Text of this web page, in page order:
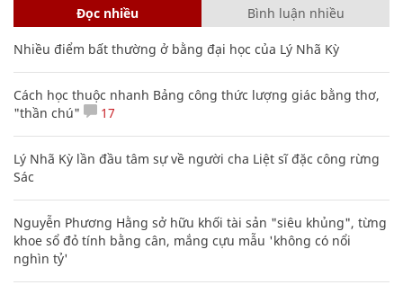
Đọc nhiều Bình luận nhiều
Nhiều điểm bất thường ở bằng đại học của Lý Nhã Kỳ
Cách học thuộc nhanh Bảng công thức lượng giác bằng thơ,
"thần chú"
17
Lý Nhã Kỳ lần đầu tâm sự về người cha Liệt sĩ đặc công rừng
Sác
Nguyễn Phương Hằng sở hữu khối tài sản "siêu khủng", từng
khoe sổ đỏ tính bằng cân, mắng cựu mẫu 'không có nổi
nghìn tỷ'